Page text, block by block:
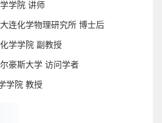
学院 讲师
连化学物理研究所 博士后
学学院 副教授
豪斯大学 访问学者
学院 教授